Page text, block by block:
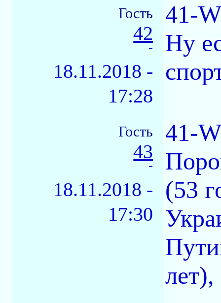
Гость
42
-
18.11.2018 -
17:28
41-
Ну
Гость
43
-
18.11.2018 -
17:30
41-
(53